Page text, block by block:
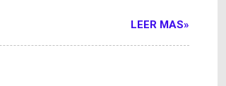
contra el cáncer, que actualmente
del cuerpo destruyan solo los
de diagnóstico para bebés
a las mujeres propensas a
LEER MAS»